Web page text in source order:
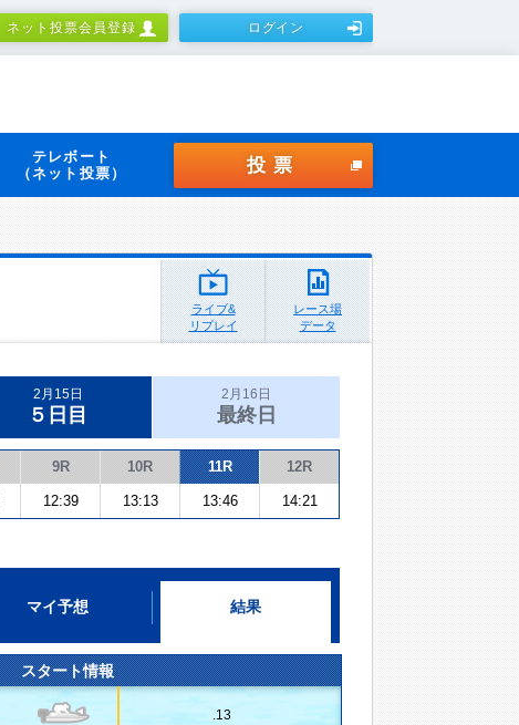
ネット投票会員登録 ログイン
テレボート
（ネット投票）
投票
ライブ&
リプレイ
レース場
データ
2月15日
５日目
2月16日
最終日
9R 10R 11R 12R
12:39 13:13 13:46 14:21
マイ予想 結果
スタート情報
.13